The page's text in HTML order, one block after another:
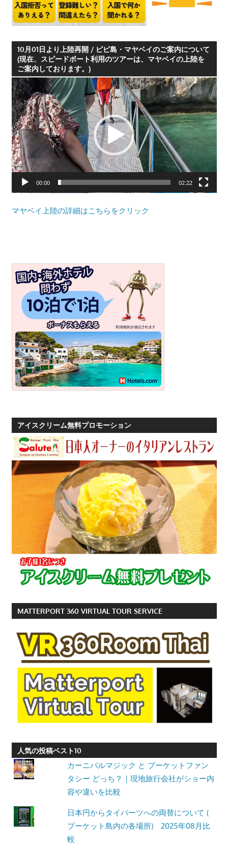
プ
ー
ッ
ト・
パ
ト
ン
ビ
ー
チ
よ
り
信
し
10月01日より上陸再開 / ピピ島・マヤベイのご案内について
(現在、スピードボート利用のツアーは、マヤベイの上陸を
ご案内しております。)
動
画
プ
レ
ー
ヤ
ー
00:00 02:22
マヤベイ上陸の詳細はこちらをクリック
アイスクリーム無料プロモーション
MATTERPORT 360 VIRTUAL TOUR SERVICE
人気の投稿ベスト10
カーニバルマジック と プーケットファン
タシー どっち？｜現地旅行会社がショー内
容や違いを比較
日本円からタイバーツへの両替について (
プーケット島内の各場所) 2025年08月比
較